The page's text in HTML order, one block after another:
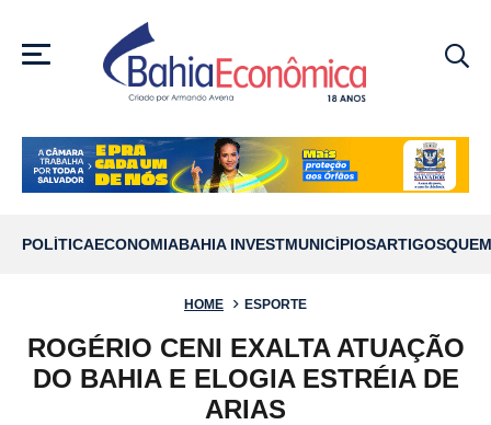
MENU
POLÍTICAECONOMIABAHIA INVESTMUNICÍPIOSARTIGOS
HOME ESPORTE
ROGÉRIO CENI EXALTA ATUAÇÃO
DO BAHIA E ELOGIA ESTRÉIA DE
ARIAS